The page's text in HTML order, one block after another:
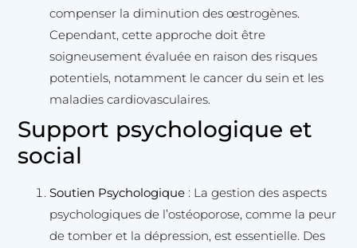
compenser la diminution des œstrogènes.
Cependant, cette approche doit être
soigneusement évaluée en raison des risques
potentiels, notamment le cancer du sein et les
maladies cardiovasculaires.
Support psychologique et
social
Soutien Psychologique : La gestion des aspects
psychologiques de l’ostéoporose, comme la peur
de tomber et la dépression, est essentielle. Des